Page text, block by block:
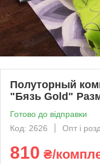
Полуторный
"Бязь Gold"
Готово до відправки
Код: 2626
Опт і
810 ₴/